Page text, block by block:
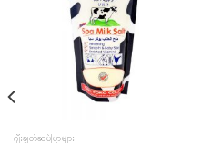
ဂျီးချွတ်ဆပ်ပြာများ